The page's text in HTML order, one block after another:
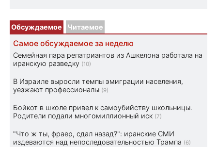
Обсуждаемое Читаемое
Самое обсуждаемое за неделю
Семейная пара репатриантов из Ашкелона работала на
иранскую разведку (10)
В Израиле выросли темпы эмиграции населения,
уезжают профессионалы (9)
Бойкот в школе привел к самоубийству школьницы.
Родители подали многомиллионный иск (7)
"Что ж ты, фраер, сдал назад?": иранские СМИ
издеваются над непоследовательностью Трампа (6)